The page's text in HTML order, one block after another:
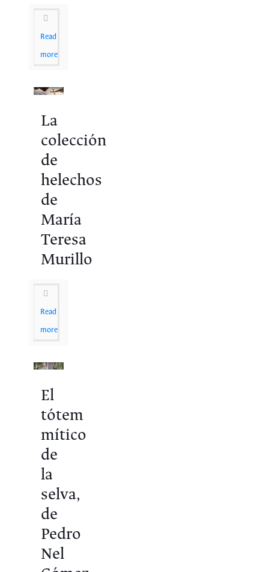
Read
more
La
colección
de
helechos
de
María
Teresa
Murillo
Read
more
El
tótem
mítico
de
la
selva,
de
Pedro
Nel